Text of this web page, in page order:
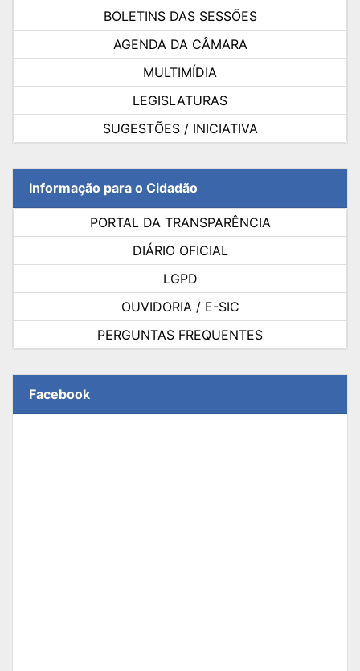
BOLETINS DAS SESSÕES
AGENDA DA CÂMARA
MULTIMÍDIA
LEGISLATURAS
SUGESTÕES / INICIATIVA
Informação para o Cidadão
PORTAL DA TRANSPARÊNCIA
DIÁRIO OFICIAL
LGPD
OUVIDORIA / E-SIC
PERGUNTAS FREQUENTES
Facebook